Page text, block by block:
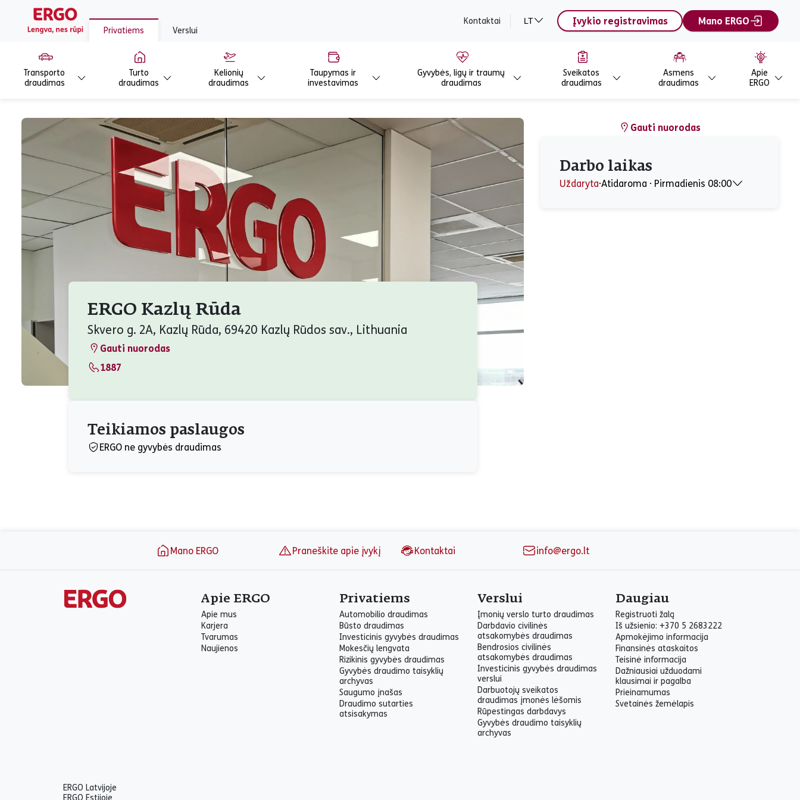
Privatiems Verslui
Kontaktai LT Įvykio registravimas Mano ERGO
Transporto
draudimas
Turto
draudimas
Kelionių
draudimas
Taupymas ir
investavimas
Gyvybės, ligų ir traumų
draudimas
Sveikatos
draudimas
Asmens
draudimas
Apie
ERGO
ERGO Kazlų Rūda
Skvero g. 2A, Kazlų Rūda, 69420 Kazlų Rūdos sav., Lithuania
Gauti nuorodas
1887
Teikiamos paslaugos
ERGO ne gyvybės draudimas
Gauti nuorodas
Darbo laikas
Uždaryta⋅
Atidaroma ⋅ Pirmadienis 08:00
Puslapio apačiaMano ERGO Praneškite apie įvykį Kontaktai info@ergo.lt
Apie ERGO
Apie mus
Karjera
Tvarumas
Naujienos
Privatiems
Automobilio draudimas
Būsto draudimas
Investicinis gyvybės draudimas
Mokesčių lengvata
Rizikinis gyvybės draudimas
Gyvybės draudimo taisyklių
archyvas
Saugumo įnašas
Draudimo sutarties
atsisakymas
Verslui
Įmonių verslo turto draudimas
Darbdavio civilinės
atsakomybės draudimas
Bendrosios civilinės
atsakomybės draudimas
Investicinis gyvybės draudimas
verslui
Darbuotojų sveikatos
draudimas įmonės lėšomis
Rūpestingas darbdavys
Gyvybės draudimo taisyklių
archyvas
Daugiau
Registruoti žalą
Iš užsienio: +370 5 2683222
Apmokėjimo informacija
Finansinės ataskaitos
Teisinė informacija
Dažniausiai užduodami
klausimai ir pagalba
Prieinamumas
Svetainės žemėlapis
ERGO Latvijoje
ERGO Estijoje